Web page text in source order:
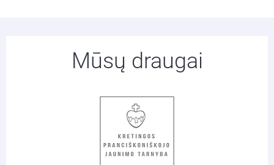
Mūsų draugai